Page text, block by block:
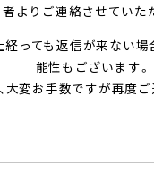
よりご連絡させていた
経っても返信が来ない場
能性もございます。
大変お手数ですが再度ご